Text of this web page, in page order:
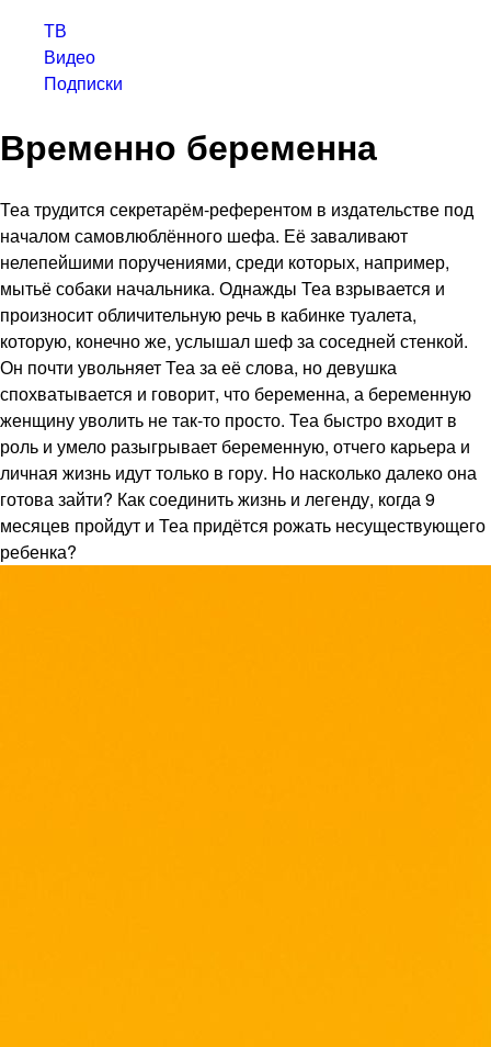
ТВ
Видео
Подписки
Временно беременна
Теа трудится секретарём-референтом в издательстве под
началом самовлюблённого шефа. Её заваливают
нелепейшими поручениями, среди которых, например,
мытьё собаки начальника. Однажды Теа взрывается и
произносит обличительную речь в кабинке туалета,
которую, конечно же, услышал шеф за соседней стенкой.
Он почти увольняет Теа за её слова, но девушка
спохватывается и говорит, что беременна, а беременную
женщину уволить не так-то просто. Теа быстро входит в
роль и умело разыгрывает беременную, отчего карьера и
личная жизнь идут только в гору. Но насколько далеко она
готова зайти? Как соединить жизнь и легенду, когда 9
месяцев пройдут и Теа придётся рожать несуществующего
ребенка?